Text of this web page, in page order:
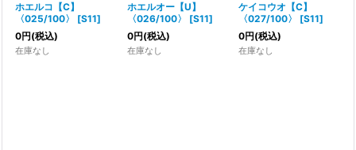
ホエルコ【C】
〈025/100〉
[S11]
0円(税込)
在庫なし
ホエルオー【U】
〈026/100〉
[S11]
0円(税込)
在庫なし
ケイコウオ【C】
〈027/100〉
[S11]
0円(税込)
在庫なし